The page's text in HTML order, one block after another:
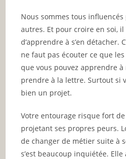
Nous sommes tous
autres. Et pour croire en soi,
d’apprendre à s’en détacher.
ne faut pas écouter ce que
que vous pouvez apprendre
prendre à la lettre. Surtout si
bien un projet.
Votre entourage risque fort
projetant ses propres peurs.
de changer de métier suite à
s’est beaucoup inquiétée.